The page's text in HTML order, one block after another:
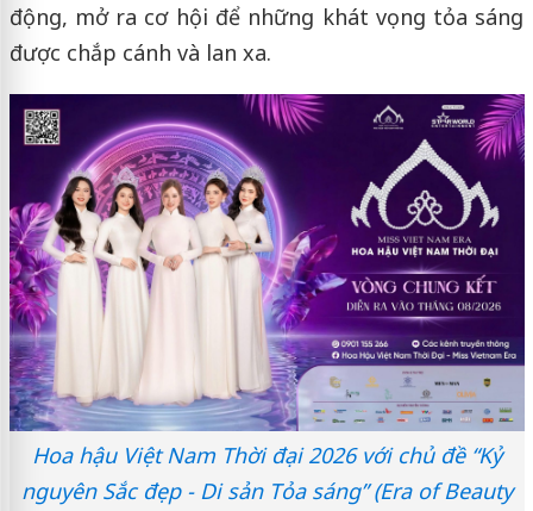
động, mở ra cơ hội để những khát vọng tỏa sáng
được chắp cánh và lan xa.
Hoa hậu Việt Nam Thời đại 2026 với chủ đề “Kỷ
nguyên Sắc đẹp - Di sản Tỏa sáng” (Era of Beauty